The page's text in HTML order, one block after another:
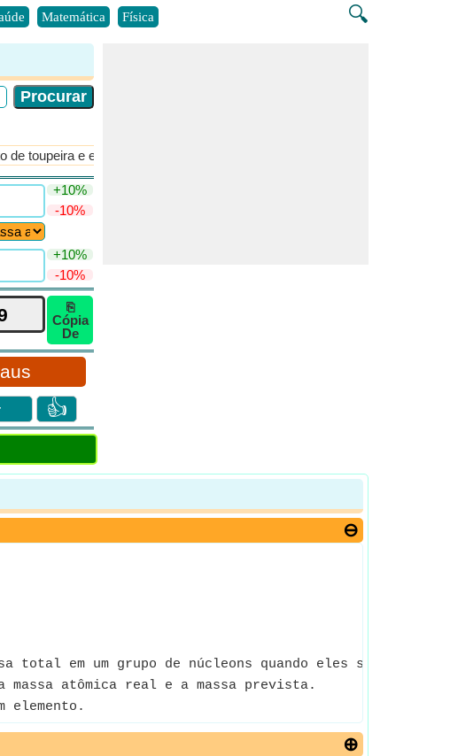
🔍
Matemática Física
de toupeira e estequiometria
+10%
-10%
+10%
-10%
⎘
Cópia
De
👍
total em um grupo de núcleons quando eles são
atômica real e a massa prevista.
elemento.